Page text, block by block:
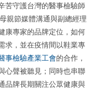
苦守護台灣的醫事檢驗師
親節媒體溝通與副總經理
康專家的品牌定位，如何
求，並在疫情間以鞋業專
事檢驗產業工會的合作，
心聲被聽見；同時也串聯
品牌長期關注公眾健康與